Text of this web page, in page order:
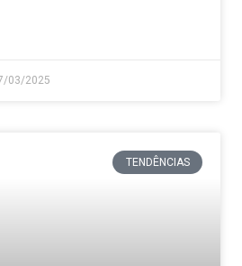
03/2025
TENDÊNCIAS